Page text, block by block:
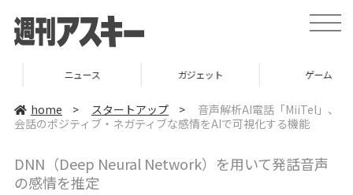
t
o
e
v
t
ニュース ガジェット ゲーム
home > スタートアップ >
音声解析AI電話「MiiTel」、
会話のポジティブ・ネガティブな感情をAIで可視化する機能
DNN（Deep Neural Network）を用いて発話音声
の感情を推定